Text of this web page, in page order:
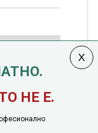
НЕ Е.